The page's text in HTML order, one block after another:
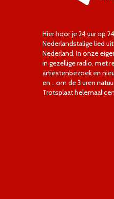
Hier hoor je 24 uur op
Nederlandstalige lied
Nederland. In onze
in gezellige radio, met
artiestenbezoek en
en… om de 3 uren
Trotsplaat helemaal